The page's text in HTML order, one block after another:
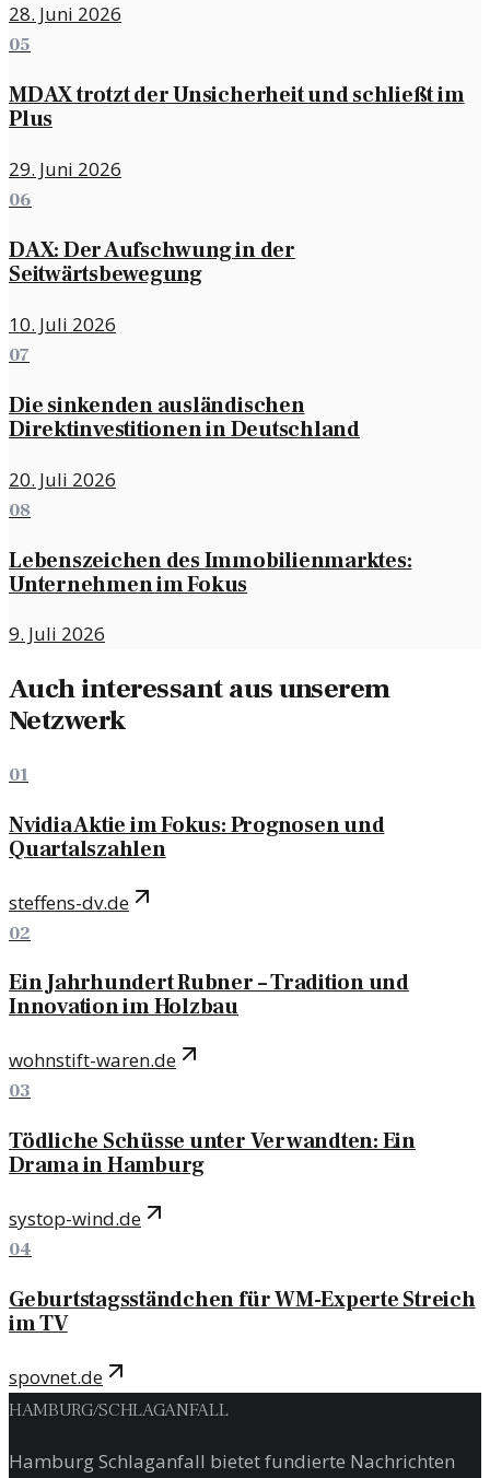
28. Juni 2026
05
MDAX trotzt der Unsicherheit und schließt im
Plus
29. Juni 2026
06
DAX: Der Aufschwung in der
Seitwärtsbewegung
10. Juli 2026
07
Die sinkenden ausländischen
Direktinvestitionen in Deutschland
20. Juli 2026
08
Lebenszeichen des Immobilienmarktes:
Unternehmen im Fokus
9. Juli 2026
Auch interessant aus unserem
Netzwerk
01
Nvidia Aktie im Fokus: Prognosen und
Quartalszahlen
steffens-dv.de
02
Ein Jahrhundert Rubner – Tradition und
Innovation im Holzbau
wohnstift-waren.de
03
Tödliche Schüsse unter Verwandten: Ein
Drama in Hamburg
systop-wind.de
04
Geburtstagsständchen für WM-Experte Streich
im TV
spovnet.de
HAMBURG/SCHLAGANFALL
Hamburg Schlaganfall bietet fundierte Nachrichten